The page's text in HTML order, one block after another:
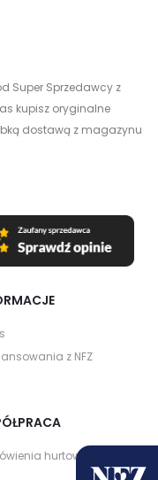
Super Sprzedawcy z
kupisz oryginalne
dostawą z magazynu
z NFZ
hurtowe